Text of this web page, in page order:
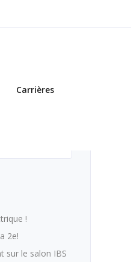
Carrières
!
2e!
sur le salon IBS